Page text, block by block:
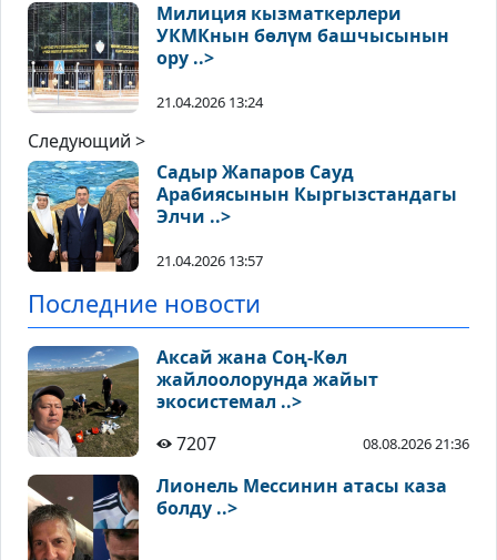
Милиция кызматкерлери
УКМКнын бөлүм башчысынын
ору ..>
21.04.2026 13:24
Следующий >
Садыр Жапаров Сауд
Арабиясынын Кыргызстандагы
Элчи ..>
21.04.2026 13:57
Последние новости
Аксай жана Соң-Көл
жайлоолорунда жайыт
экосистемал ..>
7207
08.08.2026 21:36
Лионель Мессинин атасы каза
болду ..>